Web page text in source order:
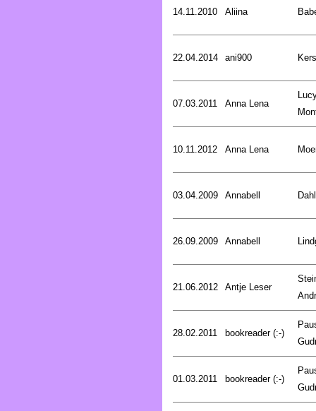
14.11.2010 Aliina
22.04.2014 ani900
07.03.2011 Anna Lena
10.11.2012 Anna Lena
03.04.2009 Annabell
26.09.2009 Annabell
21.06.2012 Antje Leser
28.02.2011 bookreader (:-)
01.03.2011 bookreader (:-)